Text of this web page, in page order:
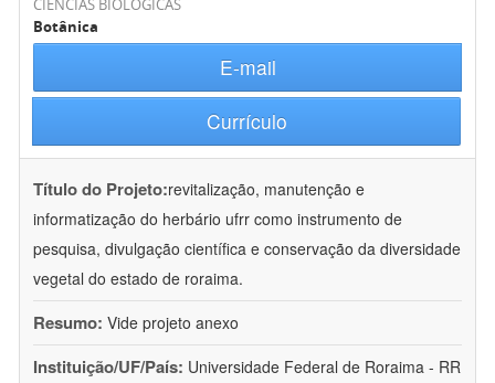
CIÊNCIAS BIOLÓGICAS
Botânica
E-mail
Currículo
Título do Projeto:revitalização, manutenção e
informatização do herbário ufrr como instrumento de
pesquisa, divulgação científica e conservação da diversidade
vegetal do estado de roraima.
Resumo: Vide projeto anexo
Instituição/UF/País: Universidade Federal de Roraima - RR